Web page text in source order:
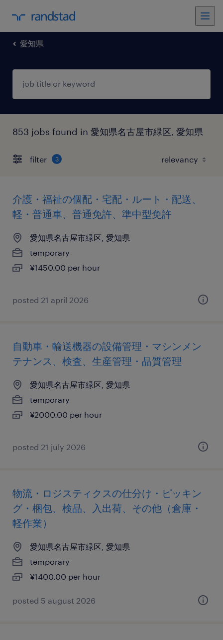
愛知県
853 jobs found in 愛知県名古屋市緑区, 愛知県
filter 3
介護・福祉の個配・宅配・ルート・配送、
軽・普通車、普通免許、準中型免許
愛知県名古屋市緑区, 愛知県
temporary
¥1450.00 per hour
posted 21 april 2026
自動車・輸送機器の設備管理・マシンメン
テナンス、検査、生産管理・品質管理
愛知県名古屋市緑区, 愛知県
temporary
¥2000.00 per hour
posted 21 july 2026
物流・ロジスティクスの仕分け・ピッキン
グ・梱包、検品、入出荷、その他（倉庫・
軽作業）
愛知県名古屋市緑区, 愛知県
temporary
¥1400.00 per hour
posted 5 august 2026